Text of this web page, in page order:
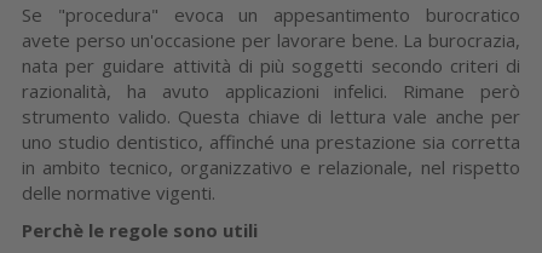
Se "procedura" evoca un appesantimento burocratico
avete perso un'occasione per lavorare bene. La burocrazia,
nata per guidare attività di più soggetti secondo criteri di
razionalità, ha avuto applicazioni infelici. Rimane però
strumento valido. Questa chiave di lettura vale anche per
uno studio dentistico, affinché una prestazione sia corretta
in ambito tecnico, organizzativo e relazionale, nel rispetto
delle normative vigenti.
Perchè le regole sono utili